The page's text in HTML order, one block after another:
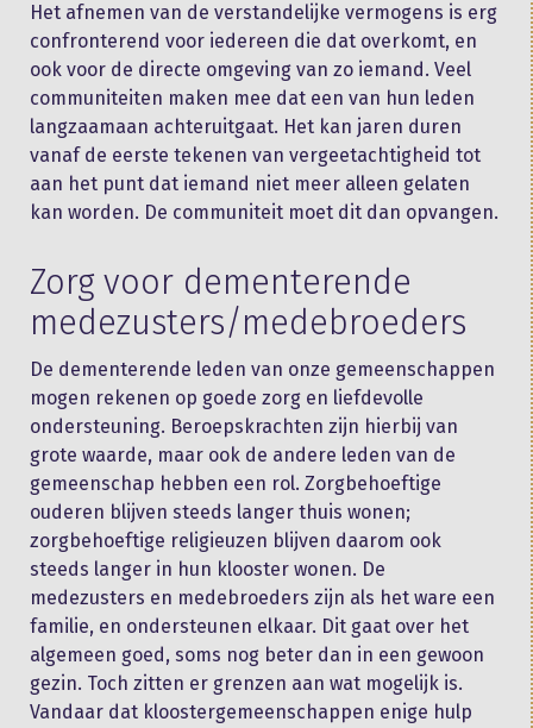
Het afnemen van de verstandelijke vermogens is erg
confronterend voor iedereen die dat overkomt, en
ook voor de directe omgeving van zo iemand. Veel
communiteiten maken mee dat een van hun leden
langzaamaan achteruitgaat. Het kan jaren duren
vanaf de eerste tekenen van vergeetachtigheid tot
aan het punt dat iemand niet meer alleen gelaten
kan worden. De communiteit moet dit dan opvangen.
Zorg voor dementerende
medezusters/medebroeders
De dementerende leden van onze gemeenschappen
mogen rekenen op goede zorg en liefdevolle
ondersteuning. Beroepskrachten zijn hierbij van
grote waarde, maar ook de andere leden van de
gemeenschap hebben een rol. Zorgbehoeftige
ouderen blijven steeds langer thuis wonen;
zorgbehoeftige religieuzen blijven daarom ook
steeds langer in hun klooster wonen. De
medezusters en medebroeders zijn als het ware een
familie, en ondersteunen elkaar. Dit gaat over het
algemeen goed, soms nog beter dan in een gewoon
gezin. Toch zitten er grenzen aan wat mogelijk is.
Vandaar dat kloostergemeenschappen enige hulp